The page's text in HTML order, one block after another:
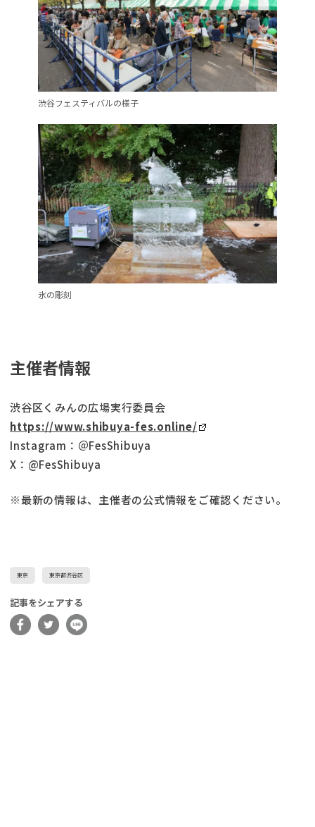
渋谷フェスティバルの様子
氷の彫刻
主催者情報
渋谷区くみんの広場実行委員会
https://www.shibuya-fes.online/
Instagram：＠FesShibuya
X：@FesShibuya
※最新の情報は、主催者の公式情報をご確認ください。
東京 東京都渋谷区
記事をシェアする